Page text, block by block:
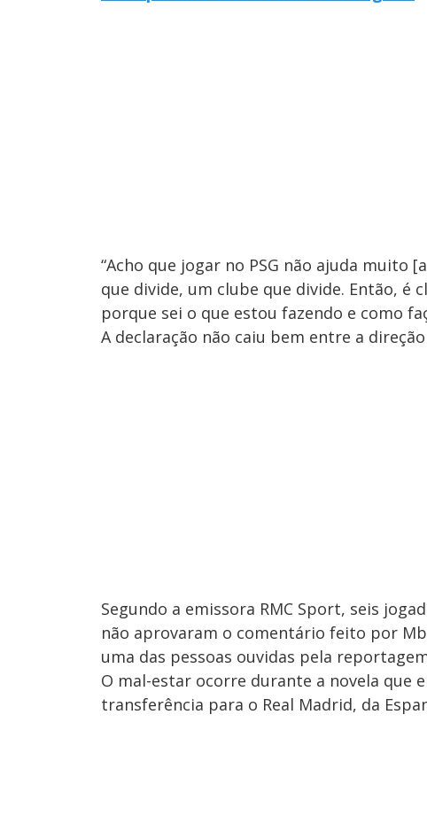
“Acho que jogar no PSG não ajuda
que divide, um clube que divide. Então, é
porque sei o que estou fazendo e como
A declaração não caiu bem entre a
Segundo a emissora RMC Sport, seis
não aprovaram o comentário feito por
uma das pessoas ouvidas pela
O mal-estar ocorre durante a novela que
transferência para o Real Madrid, da